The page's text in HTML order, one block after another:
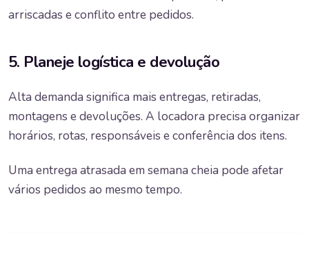
arriscadas e conflito entre pedidos.
5. Planeje logística e devolução
Alta demanda significa mais entregas, retiradas,
montagens e devoluções. A locadora precisa organizar
horários, rotas, responsáveis e conferência dos itens.
Uma entrega atrasada em semana cheia pode afetar
vários pedidos ao mesmo tempo.